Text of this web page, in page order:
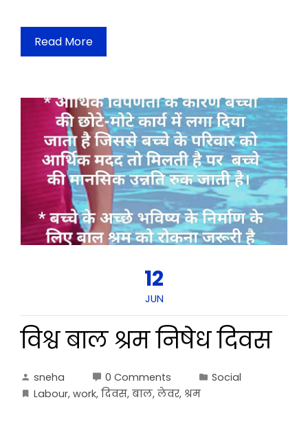
Read More
12
JUN
विश्व बाल श्रम निषेध दिवस
sneha 0 Comments
Social
Labour, work, दिवस, बाल, लेवर, श्रम